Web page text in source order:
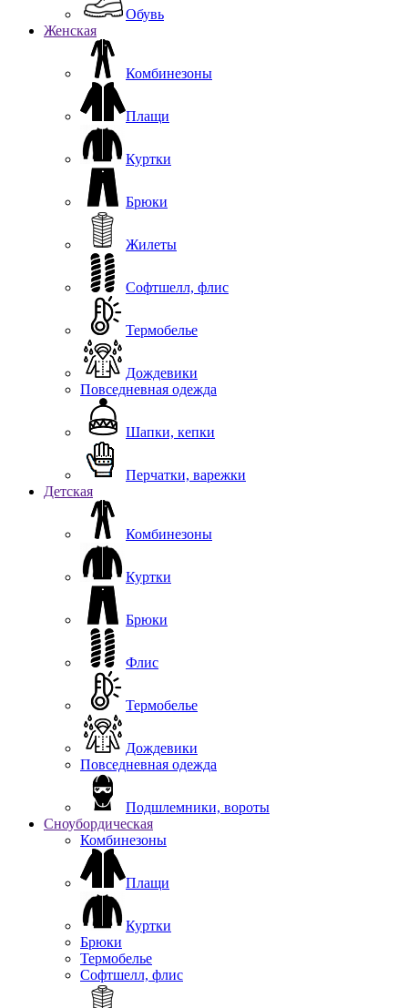
Обувь
Женская
Комбинезоны
Плащи
Куртки
Брюки
Жилеты
Софтшелл, флис
Термобелье
Дождевики
Повседневная одежда
Шапки, кепки
Перчатки, варежки
Детская
Комбинезоны
Куртки
Брюки
Флис
Термобелье
Дождевики
Повседневная одежда
Подшлемники, вороты
Сноубордическая
Комбинезоны
Плащи
Куртки
Брюки
Термобелье
Софтшелл, флис